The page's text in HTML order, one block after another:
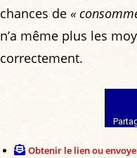
chances de «
n’a même plus les
correctement.
Obtenir le lien ou